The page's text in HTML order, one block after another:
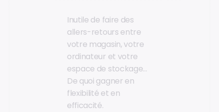
Inutile de faire des
allers-retours entre
votre magasin, votre
ordinateur et votre
espace de stockage…
De quoi gagner en
flexibilité et en
efficacité.